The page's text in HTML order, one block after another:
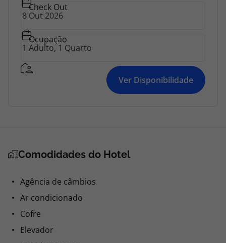
Check Out
Ocupação
Ver Disponibilidade
Comodidades do Hotel
Agência de câmbios
Ar condicionado
Cofre
Elevador